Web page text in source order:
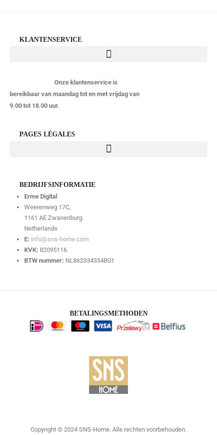
KLANTENSERVICE
Onze klantenservice is
bereikbaar van maandag tot en met vrijdag van
9.00 tot 18.00 uur.
PAGES LÉGALES
BEDRIJFSINFORMATIE
Erme Digital
Weerenweg 17C,
1161 AE Zwanenburg
Netherlands
E: info@sns-home.com
KVK: 82095116
BTW nummer: NL862334354B01
BETALINGSMETHODEN
Copyright © 2024 SNS-Home. Alle rechten voorbehouden.